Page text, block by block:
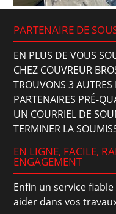
PARTENAIRE DE
EN PLUS DE VOUS
CHEZ COUVREUR
TROUVONS 3 AUTRES
PARTENAIRES PRÉ-
UN COURRIEL DE
TERMINER LA
EN LIGNE, FACILE,
ENGAGEMENT
Enfin un service
aider dans vos